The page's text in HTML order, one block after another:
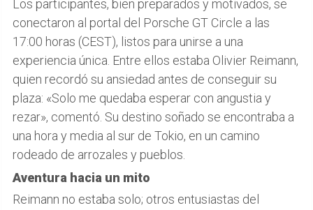
Los participantes, bien preparados y motivados, se
conectaron al portal del Porsche GT Circle a las
17:00 horas (CEST), listos para unirse a una
experiencia única. Entre ellos estaba Olivier Reimann,
quien recordó su ansiedad antes de conseguir su
plaza: «Solo me quedaba esperar con angustia y
rezar», comentó. Su destino soñado se encontraba a
una hora y media al sur de Tokio, en un camino
rodeado de arrozales y pueblos.
Aventura hacia un mito
Reimann no estaba solo; otros entusiastas del